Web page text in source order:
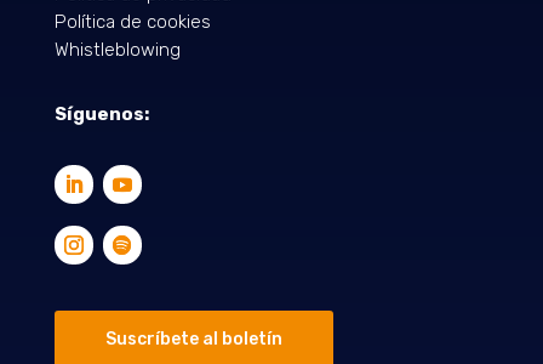
Política de cookies
Whistleblowing
Síguenos:
Suscríbete al boletín